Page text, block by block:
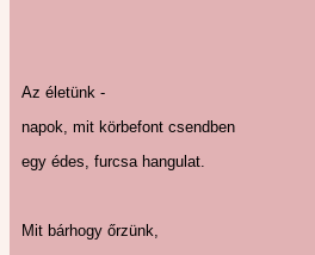
Az életünk -
napok, mit körbefont csendben
egy édes, furcsa hangulat.
Mit bárhogy őrzünk,